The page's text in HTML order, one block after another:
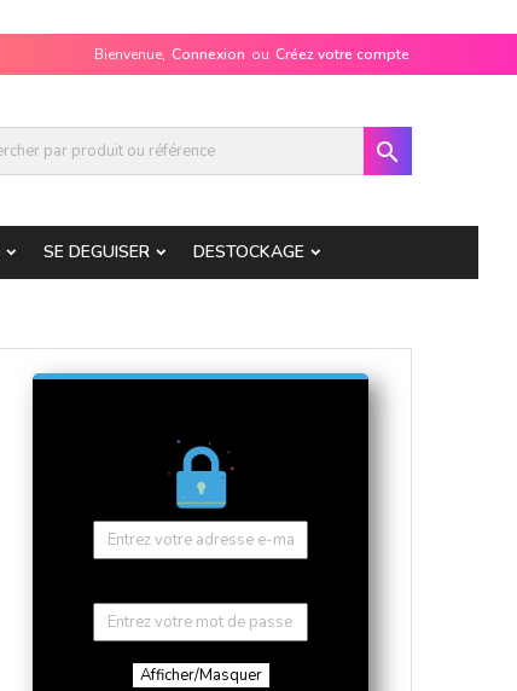
Bienvenue, Connexion ou Créez votre compte

SE DEGUISER DESTOCKAGE
Afficher/Masquer